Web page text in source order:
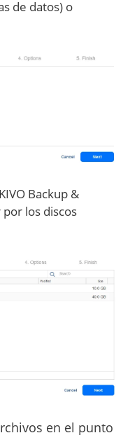
de datos) o
Backup &
los discos
en el punto